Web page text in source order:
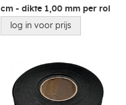
cm - dikte 1,00 mm per rol
log in voor prijs